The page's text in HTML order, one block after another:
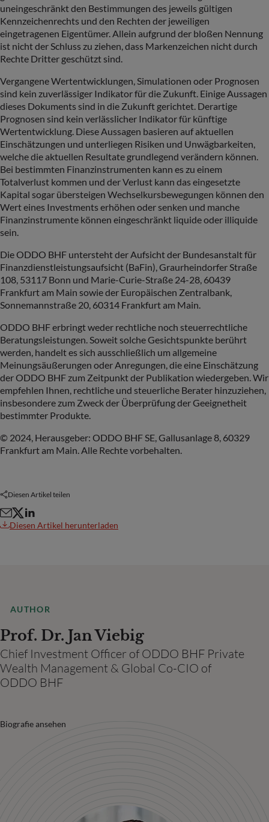
uneingeschränkt den Bestimmungen des jeweils gültigen
Kennzeichenrechts und den Rechten der jeweiligen
eingetragenen Eigentümer. Allein aufgrund der bloßen Nennung
ist nicht der Schluss zu ziehen, dass Markenzeichen nicht durch
Rechte Dritter geschützt sind.
Vergangene Wertentwicklungen, Simulationen oder Prognosen
sind kein zuverlässiger Indikator für die Zukunft. Einige Aussagen
dieses Dokuments sind in die Zukunft gerichtet. Derartige
Prognosen sind kein verlässlicher Indikator für künftige
Wertentwicklung. Diese Aussagen basieren auf aktuellen
Einschätzungen und unterliegen Risiken und Unwägbarkeiten,
welche die aktuellen Resultate grundlegend verändern können.
Bei bestimmten Finanzinstrumenten kann es zu einem
Totalverlust kommen und der Verlust kann das eingesetzte
Kapital sogar übersteigen Wechselkursbewegungen können den
Wert eines Investments erhöhen oder senken und manche
Finanzinstrumente können eingeschränkt liquide oder illiquide
sein.
Die ODDO BHF untersteht der Aufsicht der Bundesanstalt für
Finanzdienstleistungsaufsicht (BaFin), Graurheindorfer Straße
108, 53117 Bonn und Marie-Curie-Straße 24-28, 60439
Frankfurt am Main sowie der Europäischen Zentralbank,
Sonnemannstraße 20, 60314 Frankfurt am Main.
ODDO BHF erbringt weder rechtliche noch steuerrechtliche
Beratungsleistungen. Soweit solche Gesichtspunkte berührt
werden, handelt es sich ausschließlich um allgemeine
Meinungsäußerungen oder Anregungen, die eine Einschätzung
der ODDO BHF zum Zeitpunkt der Publikation wiedergeben. Wir
empfehlen Ihnen, rechtliche und steuerliche Berater hinzuziehen,
insbesondere zum Zweck der Überprüfung der Geeignetheit
bestimmter Produkte.
© 2024, Herausgeber: ODDO BHF SE, Gallusanlage 8, 60329
Frankfurt am Main. Alle Rechte vorbehalten.
Diesen Artikel teilen
Diesen Artikel herunterladen
AUTHOR
Prof. Dr. Jan Viebig
Chief Investment Officer of ODDO BHF Private
Wealth Management & Global Co-CIO of
ODDO BHF
Biografie ansehen